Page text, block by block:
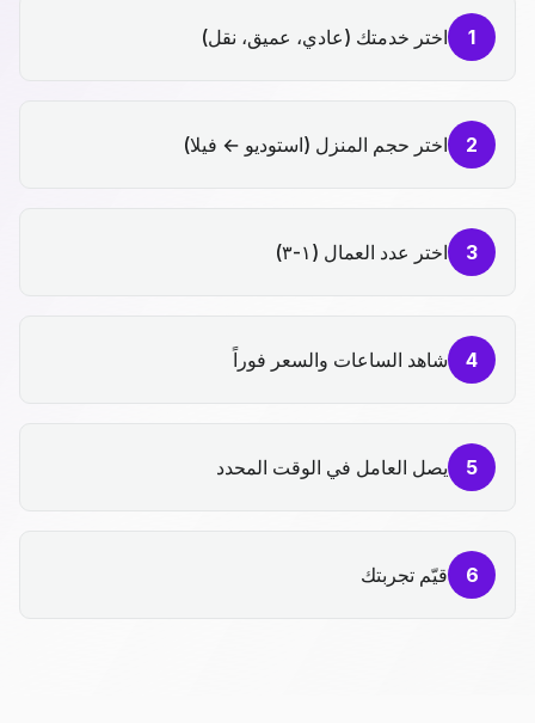
1 اختر خدمتك (عادي، عميق، نقل)
2 اختر حجم المنزل (استوديو ← فيلا)
3 اختر عدد العمال (١-٣)
4 شاهد الساعات والسعر فوراً
5 يصل العامل في الوقت المحدد
6 قيّم تجربتك